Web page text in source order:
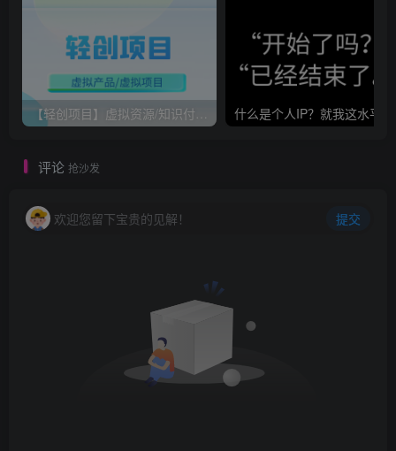
小钱靠勤，只要你执行力够，够勤快就能赚到，勤也只能赚
点小钱，因为靠勤奋（忙碌）压根也赚不到什么大钱。
赚小钱嘛！无所谓好坏，高低！像我这种做什么都是半吊子
的家伙都可以干的有来有回，你有什么做不了的，只要你想
干，什么时候都可以。
只不过，没什么经验的新手，最好还是从小事做起，从赚小
钱开始，关注旧人的粉丝，包括我都是普通到不能再普通的
至于找什么样的项目，找自己能做的项目上手就行了，适合
自己的，擅长的、感兴趣的都可以，反正都是小项目，无所
谓好坏。好了，不废话了，直接说重点。
评论 抢沙发
欢迎您留下宝贵的见解！ 提交